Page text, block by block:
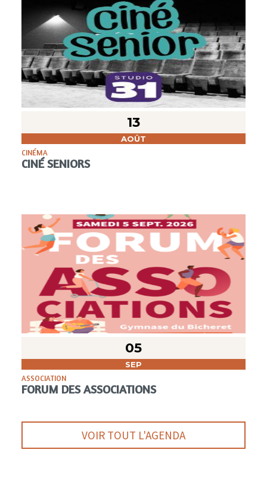
13
AOÛT
CINÉMA
CINÉ SENIORS
05
SEP
ASSOCIATION
FORUM DES ASSOCIATIONS
VOIR TOUT L'AGENDA